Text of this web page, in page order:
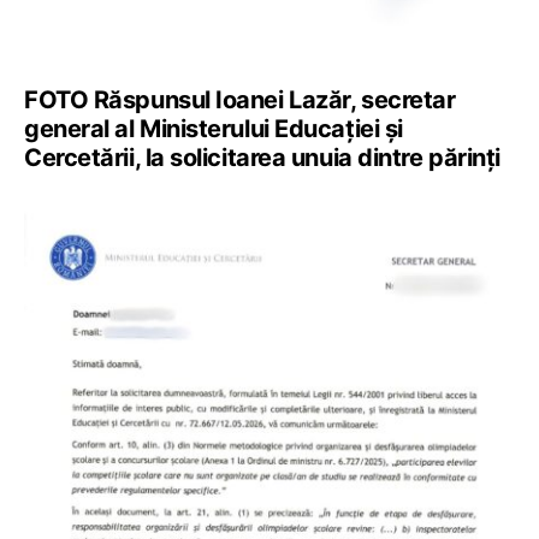
FOTO Răspunsul Ioanei Lazăr, secretar
general al Ministerului Educației și
Cercetării, la solicitarea unuia dintre părinți